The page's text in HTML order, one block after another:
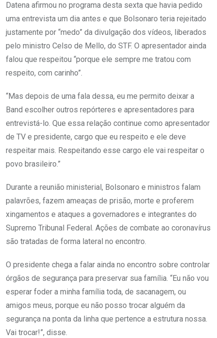
Datena afirmou no programa desta sexta que havia pedido
uma entrevista um dia antes e que Bolsonaro teria rejeitado
justamente por “medo” da divulgação dos vídeos, liberados
pelo ministro Celso de Mello, do STF. O apresentador ainda
falou que respeitou “porque ele sempre me tratou com
respeito, com carinho”.
“Mas depois de uma fala dessa, eu me permito deixar a
Band escolher outros repórteres e apresentadores para
entrevistá-lo. Que essa relação continue como apresentador
de TV e presidente, cargo que eu respeito e ele deve
respeitar mais. Respeitando esse cargo ele vai respeitar o
povo brasileiro.”
Durante a reunião ministerial, Bolsonaro e ministros falam
palavrões, fazem ameaças de prisão, morte e proferem
xingamentos e ataques a governadores e integrantes do
Supremo Tribunal Federal. Ações de combate ao coronavírus
são tratadas de forma lateral no encontro.
O presidente chega a falar ainda no encontro sobre controlar
órgãos de segurança para preservar sua família. “Eu não vou
esperar foder a minha família toda, de sacanagem, ou
amigos meus, porque eu não posso trocar alguém da
segurança na ponta da linha que pertence a estrutura nossa.
Vai trocar!”, disse.